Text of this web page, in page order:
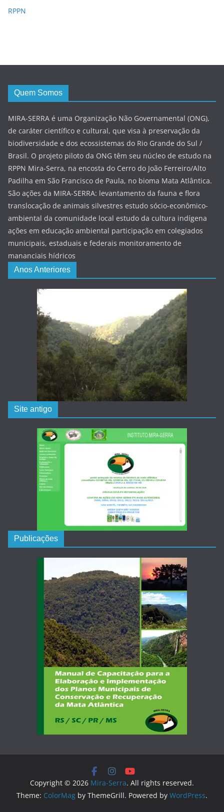
RPPN
Quem Somos
MIRA-SERRA é uma Organização Não Governamental (ONG),
de caráter científico e cultural, que visa à preservação da
biodiversidade e dos ecossistemas do Rio Grande do Sul /
Brasil. O projeto piloto da ONG têm seu núcleo de estudo na
RPPN Mira-Serra, na encosta do Cerro do João Ferreiro/Alto
Padilha em São Francisco de Paula, no bioma Mata Atlântica.
São ações da MIRA-SERRA: levantamento da fauna e flora
translocação de animais silvestres estudo sócio-econômico-
ambiental da comunidade local estudo da cultura indígena
ações em educação ambiental participação em colegiados
municipais, estaduais e federais monitoramento de
mananciais hídricos
Anos Anteriores
Site antigo
Publicações
Copyright © 2026 Mira-Serra. All rights reserved.
Theme: ColorMag by ThemeGrill. Powered by WordPress.